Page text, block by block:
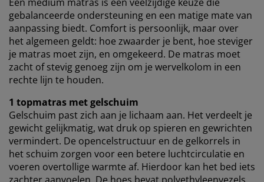
gebalanceerde ondersteuning en een matige mate van
aanpassing biedt. Comfort is persoonlijk, maar over
het algemeen geldt: hoe zwaarder je bent, hoe steviger
je matras moet zijn, en omgekeerd. De matras moet
zacht of stevig genoeg zijn om je wervelkolom in een
rechte lijn te houden.
1 topmatras met gelschuim
Gelschuim past zich aan je lichaam aan. Het verdeelt je
gewicht gelijkmatig, wat druk op spieren en gewrichten
vermindert. De opencelstructuur en de gelkorrels in
het schuim zorgen voor een betere luchtcirculatie en
voeren overtollige warmte af. Hierdoor kan het bed iets
doeleinden via ''Aanpassen'' en je toestemming op elk
moment intrekken door op het cookie-icoontje te
klikken. Door op ''Alles accepteren'' te klikken, ga je
akkoord met alle drie de doeleinden. Lees meer over
onzeverzameling en verwerking van
persoonsgegevens
en ons cookiebeleid